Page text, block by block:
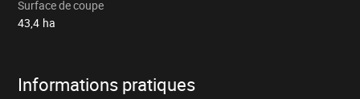
Surface de coupe
43,4 ha
Informations pratiques